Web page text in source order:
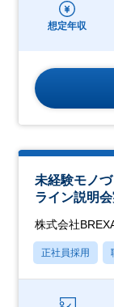
想定年収
未経験モノ
ライン説明
株式会社
正社員採用